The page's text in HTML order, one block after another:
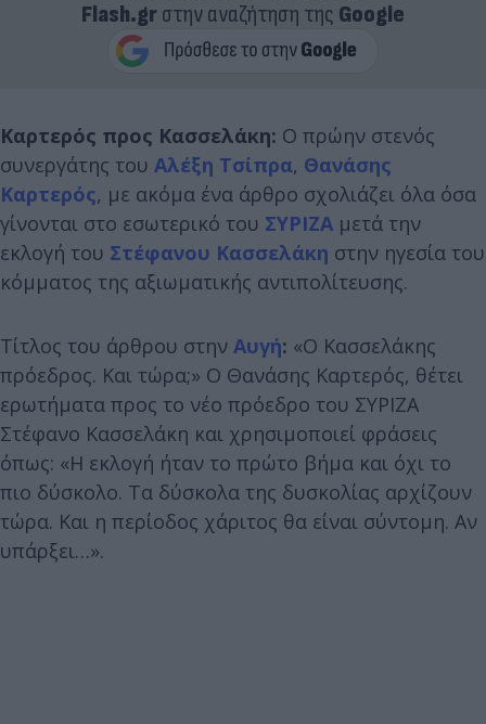
Flash.grστην αναζήτηση της Google
Καρτερός προς Κασσελάκη: Ο πρώην στενός
συνεργάτης του Αλέξη Τσίπρα, Θανάσης
Καρτερός, με ακόμα ένα άρθρο σχολιάζει όλα όσα
γίνονται στο εσωτερικό του ΣΥΡΙΖΑ μετά την
εκλογή του Στέφανου Κασσελάκη στην ηγεσία του
κόμματος της αξιωματικής αντιπολίτευσης.
Τίτλος του άρθρου στην Αυγή: «Ο Κασσελάκης
πρόεδρος. Και τώρα;» Ο Θανάσης Καρτερός, θέτει
ερωτήματα προς το νέο πρόεδρο του ΣΥΡΙΖΑ
Στέφανο Κασσελάκη και χρησιμοποιεί φράσεις
όπως: «Η εκλογή ήταν το πρώτο βήμα και όχι το
πιο δύσκολο. Τα δύσκολα της δυσκολίας αρχίζουν
τώρα. Και η περίοδος χάριτος θα είναι σύντομη. Αν
υπάρξει…».